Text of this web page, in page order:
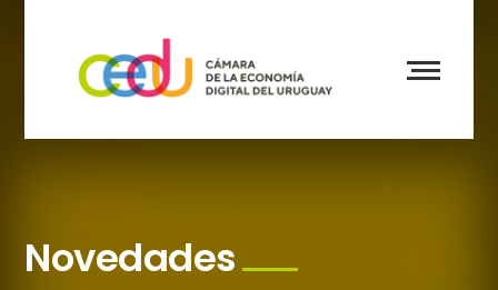
Novedades